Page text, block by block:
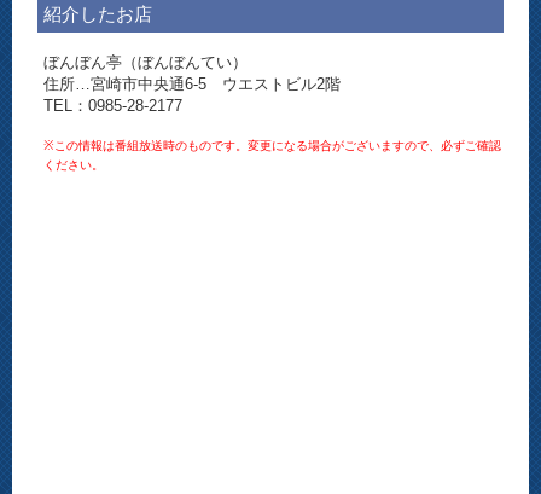
紹介したお店
ぼんぼん亭（ぼんぼんてい）
住所…宮崎市中央通6-5 ウエストビル2階
TEL：0985-28-2177
※この情報は番組放送時のものです。変更になる場合がございますので、必ずご確認
ください。